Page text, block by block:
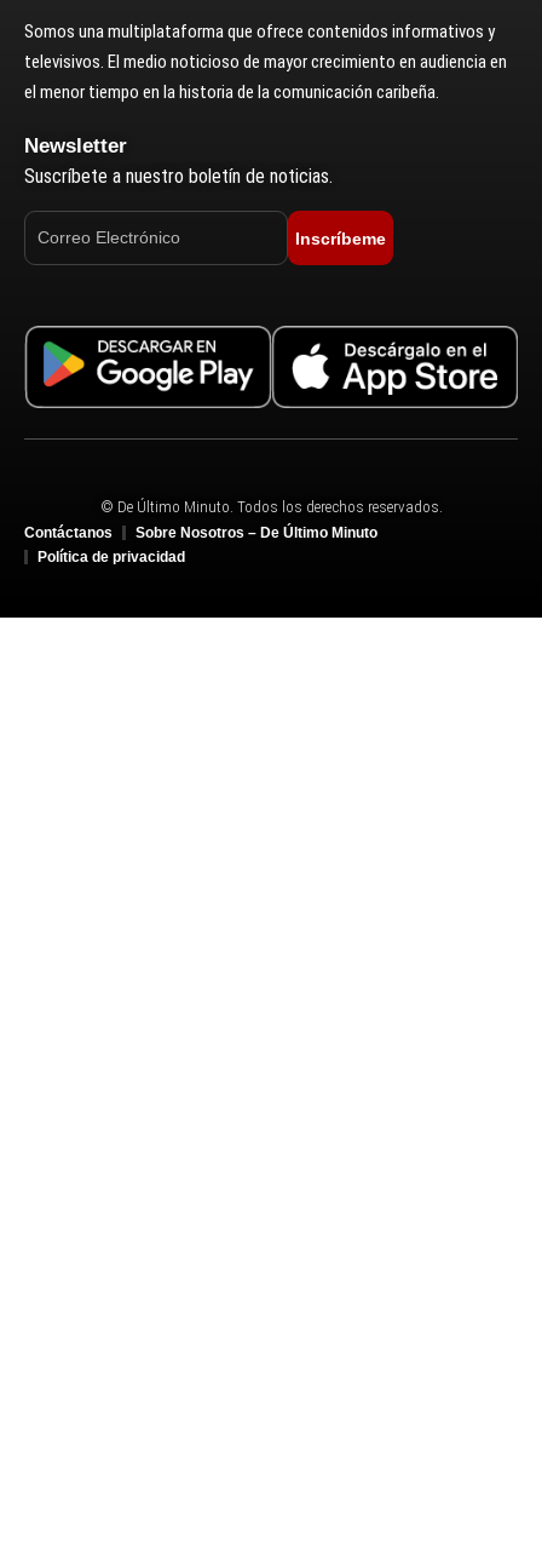
Somos una multiplataforma que ofrece contenidos informativos y
televisivos. El medio noticioso de mayor crecimiento en audiencia en
el menor tiempo en la historia de la comunicación caribeña.
Newsletter
Suscríbete a nuestro boletín de noticias.
Inscríbeme
© De Último Minuto. Todos los derechos reservados.
Contáctanos
Sobre Nosotros – De Último Minuto
Política de privacidad